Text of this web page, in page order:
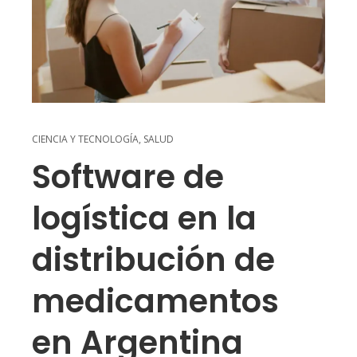
CIENCIA Y TECNOLOGÍA, SALUD
Software de
logística en la
distribución de
medicamentos
en Argentina